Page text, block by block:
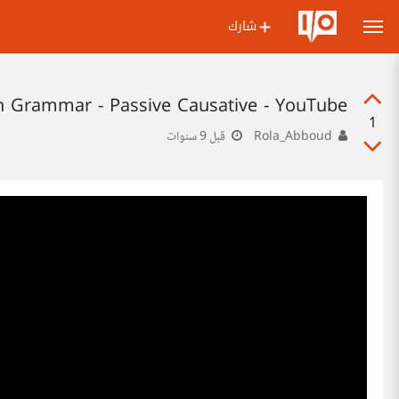
شارك
1
Grammar - Passive Causative - YouTube
قبل 9 سنوات